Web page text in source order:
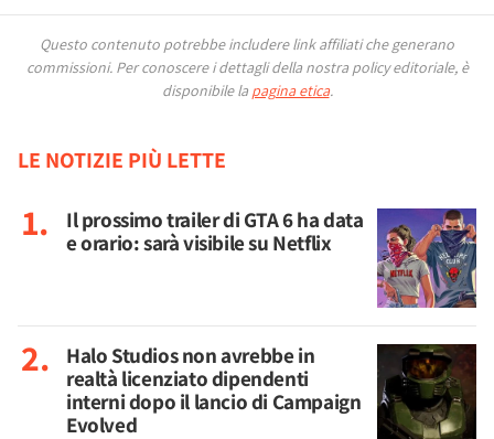
Questo contenuto potrebbe includere link affiliati che generano
commissioni. Per conoscere i dettagli della nostra policy editoriale, è
disponibile la pagina etica.
LE NOTIZIE PIÙ LETTE
Il prossimo trailer di GTA 6 ha data
e orario: sarà visibile su Netflix
Halo Studios non avrebbe in
realtà licenziato dipendenti
interni dopo il lancio di Campaign
Evolved